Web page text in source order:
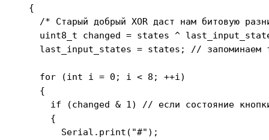
  {
/* Старый добрый XOR даст нам битовую
uint8_t changed = states ^
last_input_states = states; // запоминаем
    for (int i = 0; i < 8; ++i)
    {
if (changed & 1) // если состояние
      {
        Serial.print("#");